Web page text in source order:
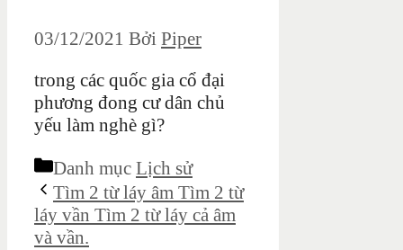
03/12/2021 Bởi Piper
trong các quốc gia cổ đại
phương đong cư dân chủ
yếu làm nghè gì?
Danh mục Lịch sử
Tìm 2 từ láy âm Tìm 2 từ
láy vần Tìm 2 từ láy cả âm
và vần.